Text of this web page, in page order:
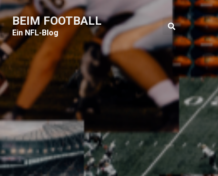
BEIM FOOTBALL
Ein NFL-Blog